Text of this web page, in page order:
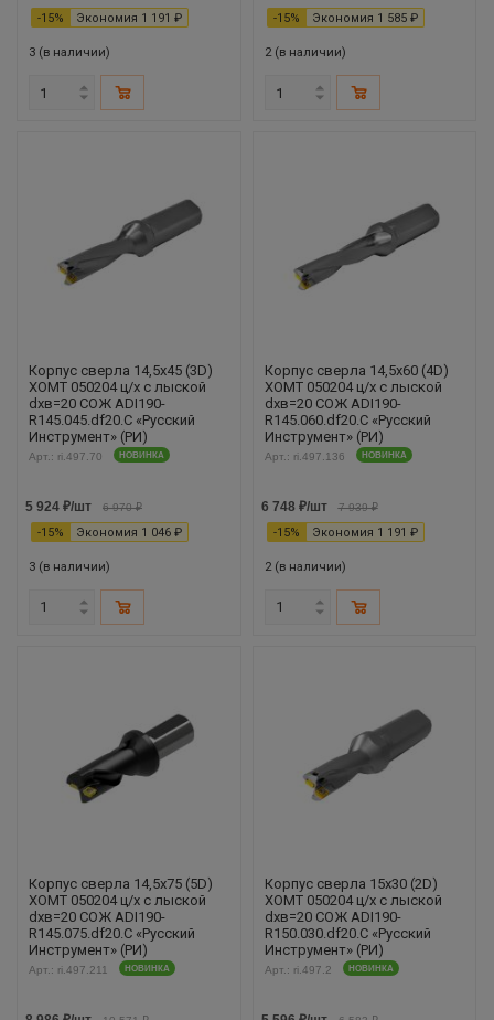
-15% Экономия 1 191 ₽
3 (в наличии)
-15% Экономия 1 585₽
2 (в наличии)
Корпус сверла 14,5х45 (3D)
XOMT 050204 ц/х с лыской
dхв=20 СОЖ ADI190-
R145.045.df20.С «Русский
Инструмент» (РИ)
Арт.: ri.497.70 НОВИНКА
5 924 ₽/шт 6 970₽
-15% Экономия 1 046 ₽
3 (в наличии)
Корпус сверла 14,5х60 (4D)
XOMT 050204 ц/х с лыской
dхв=20 СОЖ ADI190-
R145.060.df20.С «Русский
Инструмент» (РИ)
Арт.: ri.497.136 НОВИНКА
6 748 ₽/шт 7 939₽
-15% Экономия 1 191 ₽
2 (в наличии)
Корпус сверла 14,5х75 (5D)
XOMT 050204 ц/х с лыской
dхв=20 СОЖ ADI190-
R145.075.df20.С «Русский
Инструмент» (РИ)
Арт.: ri.497.211 НОВИНКА
Корпус сверла 15х30 (2D)
XOMT 050204 ц/х с лыской
dхв=20 СОЖ ADI190-
R150.030.df20.С «Русский
Инструмент» (РИ)
Арт.: ri.497.2 НОВИНКА